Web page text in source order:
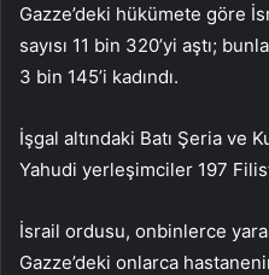
Gazze’deki hükümete göre
sayısı 11 bin 320’yi aştı;
3 bin 145’i kadındı.
İşgal altındaki Batı Şeria ve
Yahudi yerleşimciler 197
İsrail ordusu, onbinlerce
Gazze’deki onlarca